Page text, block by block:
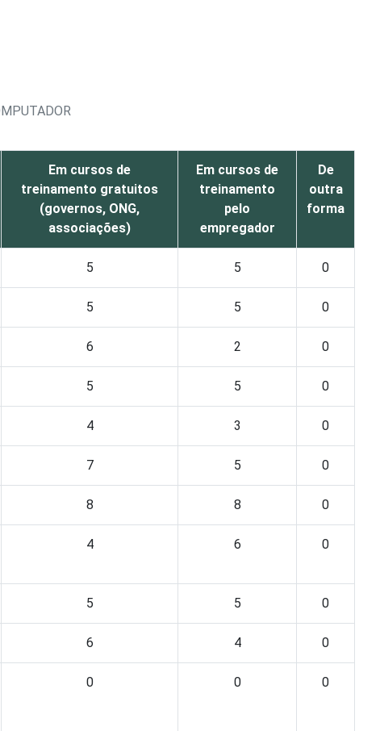
Em cursos de
treinamento gratuitos
(governos, ONG,
associações)
Em cursos de
treinamento
pelo
empregador
De
outra
forma
5 5 0
5 5 0
6 2 0
5 5 0
4 3 0
7 5 0
8 8 0
4 6 0
5 5 0
6 4 0
0 0 0